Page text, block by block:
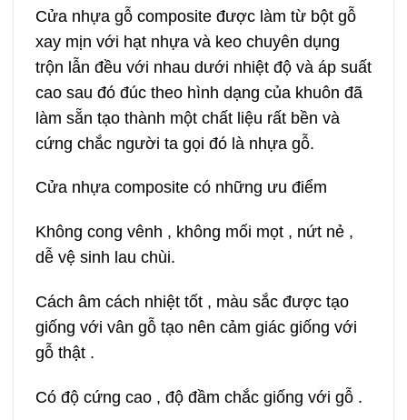
Cửa nhựa gỗ composite được làm từ bột gỗ
xay mịn với hạt nhựa và keo chuyên dụng
trộn lẫn đều với nhau dưới nhiệt độ và áp suất
cao sau đó đúc theo hình dạng của khuôn đã
làm sẵn tạo thành một chất liệu rất bền và
cứng chắc người ta gọi đó là nhựa gỗ.
Cửa nhựa composite có những ưu điểm
Không cong vênh , không mối mọt , nứt nẻ ,
dễ vệ sinh lau chùi.
Cách âm cách nhiệt tốt , màu sắc được tạo
giống với vân gỗ tạo nên cảm giác giống với
gỗ thật .
Có độ cứng cao , độ đầm chắc giống với gỗ .